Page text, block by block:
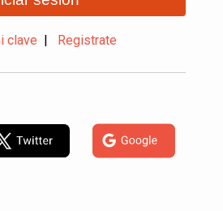
clave Registrate